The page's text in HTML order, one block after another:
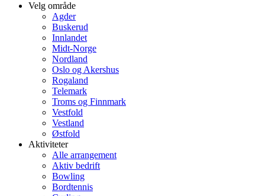
Velg område
Agder
Buskerud
Innlandet
Midt-Norge
Nordland
Oslo og Akershus
Rogaland
Telemark
Troms og Finnmark
Vestfold
Vestland
Østfold
Aktiviteter
Alle arrangement
Aktiv bedrift
Bowling
Bordtennis